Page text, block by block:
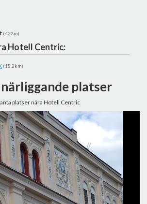
(422m)
Hotell Centric:
(18.2km)
platser
platser nära Hotell Centric